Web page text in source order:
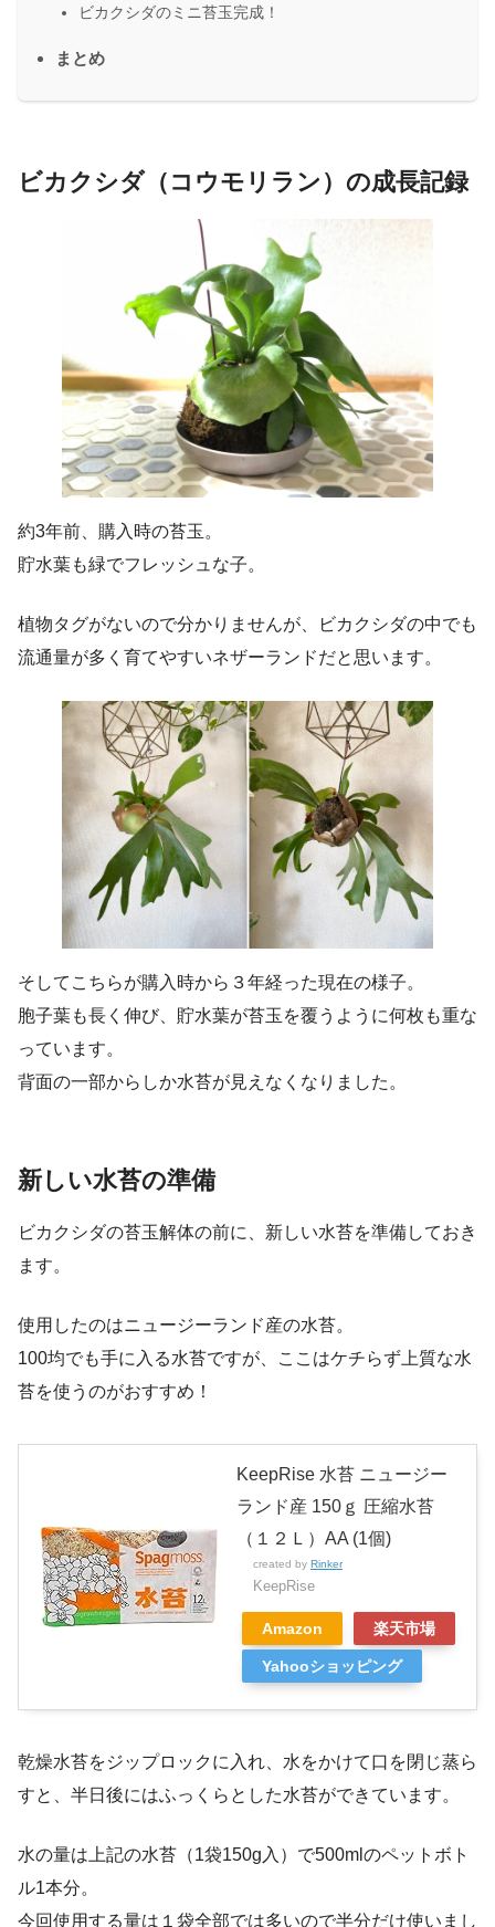
ビカクシダのミニ苔玉完成！
まとめ
ビカクシダ（コウモリラン）の成長記録
約3年前、購入時の苔玉。
貯水葉も緑でフレッシュな子。
植物タグがないので分かりませんが、ビカクシダの中でも
流通量が多く育てやすいネザーランドだと思います。
そしてこちらが購入時から３年経った現在の様子。
胞子葉も長く伸び、貯水葉が苔玉を覆うように何枚も重な
っています。
背面の一部からしか水苔が見えなくなりました。
新しい水苔の準備
ビカクシダの苔玉解体の前に、新しい水苔を準備しておき
ます。
使用したのはニュージーランド産の水苔。
100均でも手に入る水苔ですが、ここはケチらず上質な水
苔を使うのがおすすめ！
KeepRise 水苔 ニュージー
ランド産 150ｇ 圧縮水苔
（１２Ｌ）AA (1個)
created by Rinker
KeepRise
Amazon 楽天市場
Yahooショッピング
乾燥水苔をジップロックに入れ、水をかけて口を閉じ蒸ら
すと、半日後にはふっくらとした水苔ができています。
水の量は上記の水苔（1袋150g入）で500mlのペットボト
ル1本分。
今回使用する量は１袋全部では多いので半分だけ使いまし